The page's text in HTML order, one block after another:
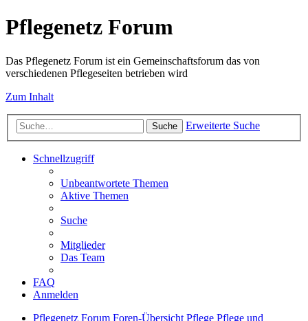
Pflegenetz Forum
Das Pflegenetz Forum ist ein Gemeinschaftsforum das von
verschiedenen Pflegeseiten betrieben wird
Zum Inhalt
Suche Erweiterte Suche
Schnellzugriff
Unbeantwortete Themen
Aktive Themen
Suche
Mitglieder
Das Team
FAQ
Anmelden
Pflegenetz Forum Foren-Übersicht Pflege Pflege und